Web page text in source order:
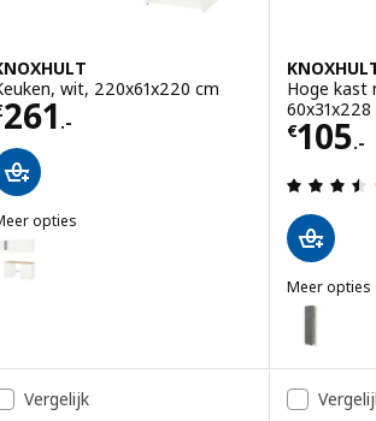
wit, 220x61x220 cm
261 .-
€ 261.-
opties
KNOXHULT, Keuken, wit frame,
KNOXHULT, Keuken, donkergrijs,
Hoge kast
60x31x228
€105.-
Prijs
Meer opties
KNOXHULT
Optie:
Optie:
Vergelijk